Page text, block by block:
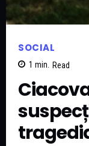
SOCIAL
1 min. Read